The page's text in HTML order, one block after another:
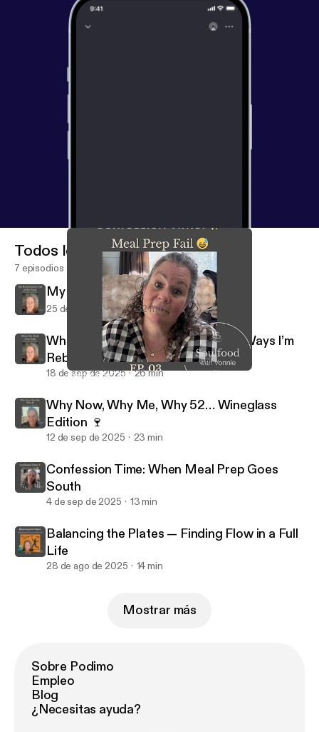
Confession Time: When Meal Prep Goes South
Todos los episodios
7 episodios
My Real Journey Out of the Funk
25 de sep de 2025 32 min
When My Body Feels Blah: Gentle Ways I’m
Rebuilding My Groove
18 de sep de 2025 26 min
Why Now, Why Me, Why 52… Wineglass
Edition 🍷
12 de sep de 2025 23 min
Confession Time: When Meal Prep Goes
South
4 de sep de 2025 13 min
Balancing the Plates — Finding Flow in a Full
Life
28 de ago de 2025 14 min
Mostrar más
Sobre Podimo
Empleo
Blog
¿Necesitas ayuda?